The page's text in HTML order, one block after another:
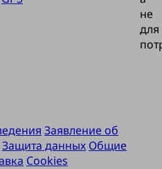
не
для
Заявление об
Защита данных Общие
Cookies